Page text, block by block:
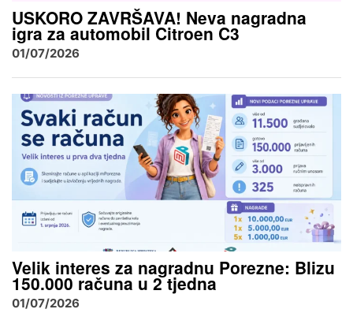
USKORO ZAVRŠAVA! Neva nagradna
igra za automobil Citroen C3
01/07/2026
Velik interes za nagradnu Porezne: Blizu
150.000 računa u 2 tjedna
01/07/2026